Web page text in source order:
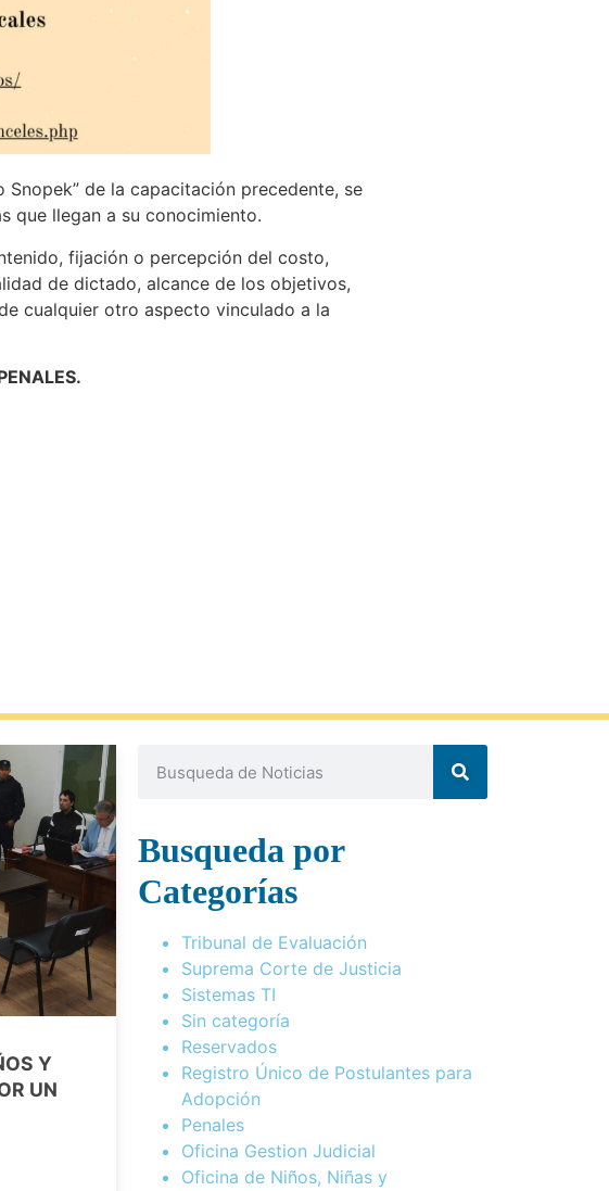
de la capacitación precedente, se
que llegan a su conocimiento.
fijación o percepción del costo,
de dictado, alcance de los objetivos,
cualquier otro aspecto vinculado a la
Y
UN
Busqueda por
Categorías
Tribunal de Evaluación
Suprema Corte de Justicia
Sistemas TI
Sin categoría
Reservados
Registro Único de Postulantes para
Adopción
Penales
Oficina Gestion Judicial
Oficina de Niños, Niñas y